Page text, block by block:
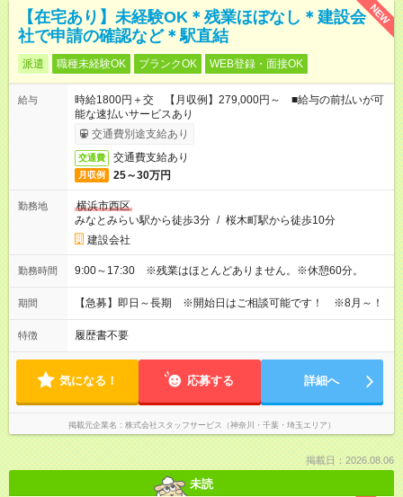
NEW
【在宅あり】未経験OK＊残業ほぼなし＊建設会
社で申請の確認など＊駅直結
派遣 職種未経験OK ブランクOK WEB登録・面接OK
給与
時給1800円＋交 【月収例】279,000円～ ■給与の前払いが可
能な速払いサービスあり
交通費別途支給あり
交通費 交通費支給あり
月収例 25～30万円
勤務地
横浜市西区
みなとみらい駅から徒歩3分 / 桜木町駅から徒歩10分
建設会社
勤務時間 9:00～17:30 ※残業はほとんどありません。※休憩60分。
期間 【急募】即日～長期 ※開始日はご相談可能です！ ※8月～！
特徴 履歴書不要
気になる！ 応募する 詳細へ
掲載元企業名 株式会社スタッフサービス（神奈川・千葉・埼玉エリア）
掲載日：2026.08.06
未読